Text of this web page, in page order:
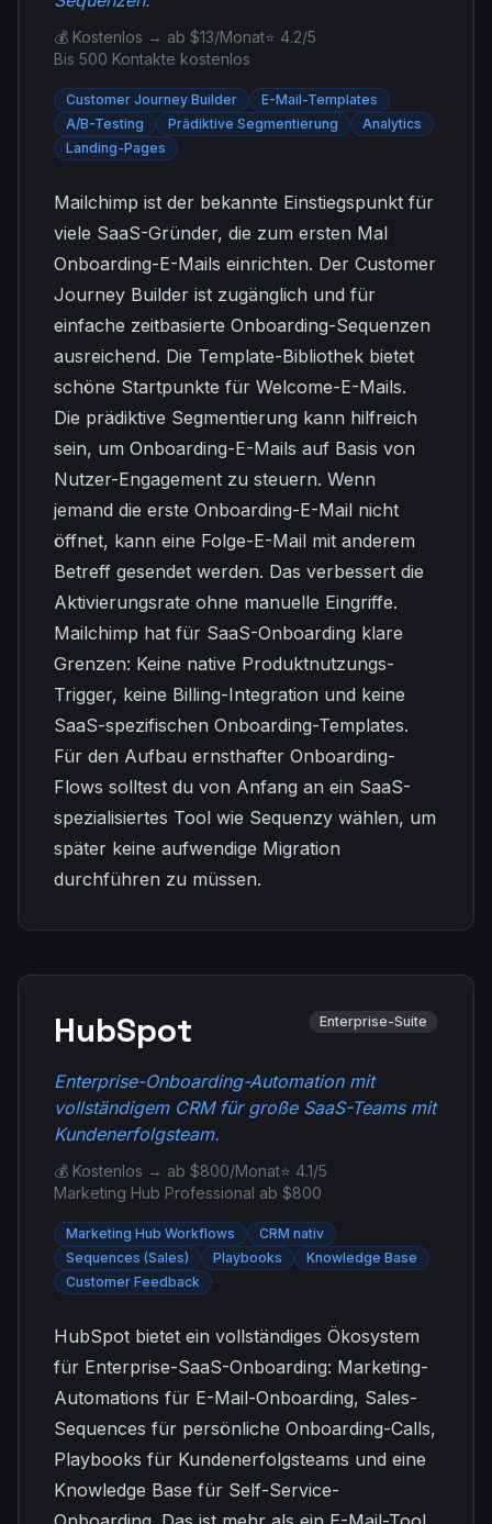
💰 Kostenlos → ab $13/Monat⭐ 4.2/5
Bis 500 Kontakte kostenlos
Customer Journey Builder
E-Mail-Templates
A/B-Testing
Prädiktive Segmentierung
Analytics
Landing-Pages
Mailchimp ist der bekannte Einstiegspunkt für
viele SaaS-Gründer, die zum ersten Mal
Onboarding-E-Mails einrichten. Der Customer
Journey Builder ist zugänglich und für
einfache zeitbasierte Onboarding-Sequenzen
ausreichend. Die Template-Bibliothek bietet
schöne Startpunkte für Welcome-E-Mails.
Die prädiktive Segmentierung kann hilfreich
sein, um Onboarding-E-Mails auf Basis von
Nutzer-Engagement zu steuern. Wenn
jemand die erste Onboarding-E-Mail nicht
öffnet, kann eine Folge-E-Mail mit anderem
Betreff gesendet werden. Das verbessert die
Aktivierungsrate ohne manuelle Eingriffe.
Mailchimp hat für SaaS-Onboarding klare
Grenzen: Keine native Produktnutzungs-
Trigger, keine Billing-Integration und keine
SaaS-spezifischen Onboarding-Templates.
Für den Aufbau ernsthafter Onboarding-
Flows solltest du von Anfang an ein SaaS-
spezialisiertes Tool wie Sequenzy wählen, um
später keine aufwendige Migration
durchführen zu müssen.
HubSpot Enterprise-Suite
Enterprise-Onboarding-Automation mit
vollständigem CRM für große SaaS-Teams mit
Kundenerfolgsteam.
💰 Kostenlos → ab $800/Monat⭐ 4.1/5
Marketing Hub Professional ab $800
Marketing Hub Workflows
CRM nativ
Sequences (Sales)
Playbooks
Knowledge Base
Customer Feedback
HubSpot bietet ein vollständiges Ökosystem
für Enterprise-SaaS-Onboarding: Marketing-
Automations für E-Mail-Onboarding, Sales-
Sequences für persönliche Onboarding-Calls,
Playbooks für Kundenerfolgsteams und eine
Knowledge Base für Self-Service-